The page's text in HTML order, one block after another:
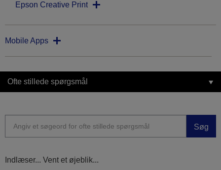
Epson Creative Print
Mobile Apps
Ofte stillede spørgsmål
Søg
Indlæser... Vent et øjeblik...